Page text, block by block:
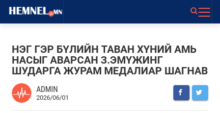
НЭГ ГЭР БҮЛИЙН ТАВАН ХҮНИЙ АМЬ
НАСЫГ АВАРСАН З.ЭМҮЖИНГ
ШУДАРГА ЖУРАМ МЕДАЛИАР ШАГНАВ
ADMIN
2026/06/01